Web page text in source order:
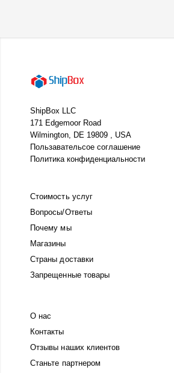
ShipBox LLC
171 Edgemoor Road
Wilmington, DE 19809 , USA
Пользавательсое соглашение
Политика конфиденциальности
Стоимость услуг
Вопросы/Ответы
Почему мы
Магазины
Страны доставки
Запрещенные товары
О нас
Контакты
Отзывы наших клиентов
Станьте партнером